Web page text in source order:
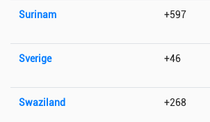
Surinam +597
Sverige +46
Swaziland +268